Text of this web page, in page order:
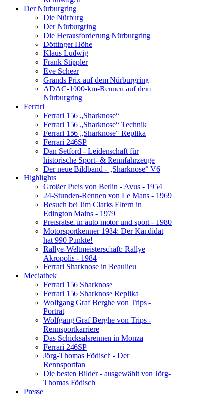
Der Nürburgring
Die Nürburg
Der Nürburgring
Die Herausforderung Nürburgring
Döttinger Höhe
Klaus Ludwig
Frank Stippler
Eve Scheer
Grands Prix auf dem Nürburgring
ADAC-1000-km-Rennen auf dem
Nürburgring
Ferrari
Ferrari 156 „Sharknose“
Ferrari 156 „Sharknose“ Technik
Ferrari 156 „Sharknose“ Replika
Ferrari 246SP
Dan Setford - Leidenschaft für
historische Sport- & Rennfahrzeuge
Der neue Bildband - „Sharknose“ V6
Highlights
Großer Preis von Berlin - Avus - 1954
24-Stunden-Rennen von Le Mans - 1969
Besuch bei Jim Clarks Eltern in
Edington Mains - 1979
Preisrätsel in auto motor und sport - 1980
Motorsportkenner 1984: Der Kandidat
hat 990 Punkte!
Rallye-Weltmeisterschaft: Rallye
Akropolis - 1984
Ferrari Sharknose in Beaulieu
Mediathek
Ferrari 156 Sharknose
Ferrari 156 Sharknose Replika
Wolfgang Graf Berghe von Trips -
Porträt
Wolfgang Graf Berghe von Trips -
Rennsportkarriere
Das Schicksalsrennen in Monza
Ferrari 246SP
Jörg-Thomas Födisch - Der
Rennsportfan
Die besten Bilder - ausgewählt von Jörg-
Thomas Födisch
Presse